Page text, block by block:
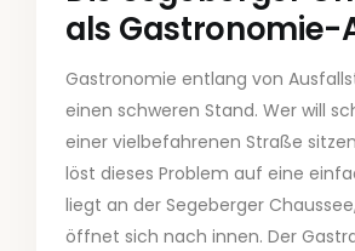
als Gastronomie-
Gastronomie entlang von
einen schweren Stand. Wer will
einer vielbefahrenen Straße
löst dieses Problem auf eine
liegt an der Segeberger
öffnet sich nach innen. Der